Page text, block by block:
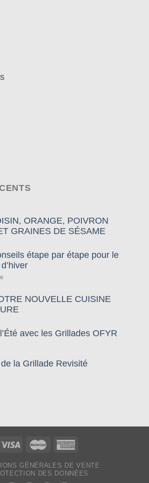
ORANGE, POIVRON
GRAINES DE SÉSAME
étape par étape pour le
NOUVELLE CUISINE
avec les Grillades OFYR
la Grillade Revisité
GÉNÉRALES DE VENTE
DES DONNÉES